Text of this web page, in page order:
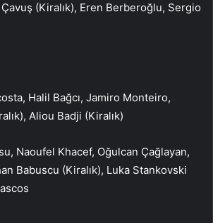
(Kiralık), Eren Berberoğlu, Sergio
Halil Bağcı, Jamiro Monteiro,
Aliou Badji (Kiralık)
Naoufel Khacef, Oğulcan Çağlayan,
Babuscu (Kiralık), Luka Stankovski